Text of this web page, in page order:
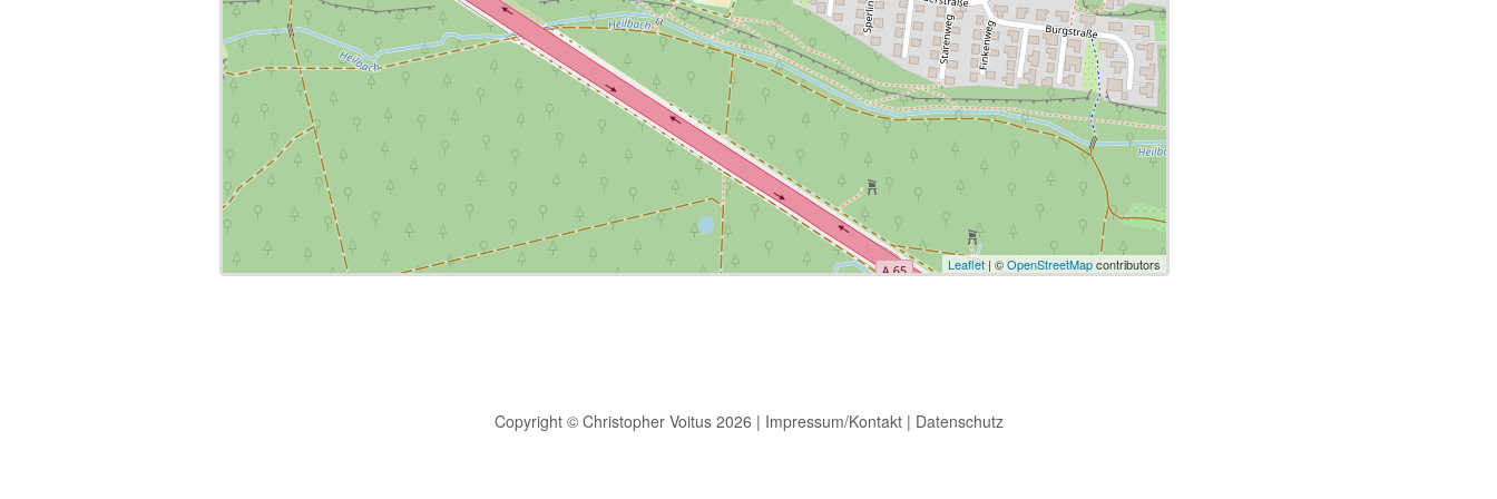
Leaflet| ©OpenStreetMapcontributors
Copyright © Christopher Voitus 2026 | Impressum/Kontakt| Datenschutz